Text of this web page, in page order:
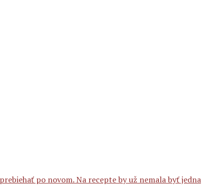
po novom. Na recepte by už nemala byť jedna